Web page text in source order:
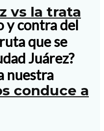
vs la trata
conduce a
y contra del
que se
Juárez?
nuestra